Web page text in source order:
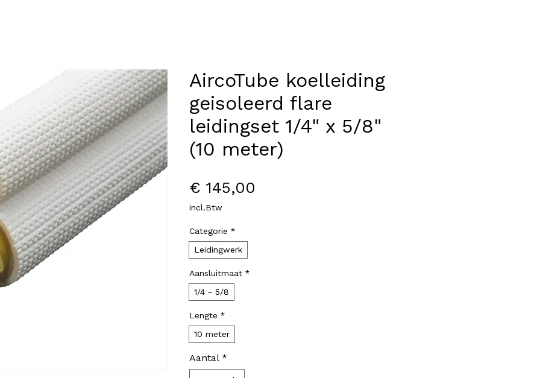
AircoTube koelleiding
geisoleerd flare
leidingset 1/4" x 5/8"
(10 meter)
€ 145,00
incl.Btw
Categorie *
Leidingwerk
Aansluitmaat *
1/4 - 5/8
Lengte *
10 meter
Aantal *